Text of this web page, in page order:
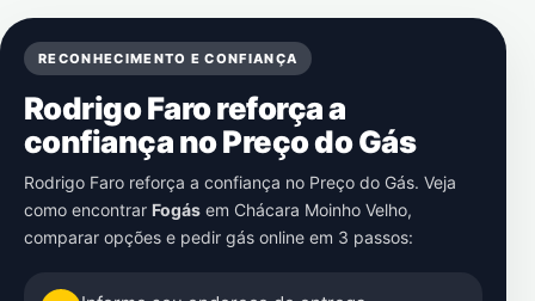
RECONHECIMENTO E CONFIANÇA
Rodrigo Faro reforça a
confiança no Preço do Gás
Rodrigo Faro reforça a confiança no Preço do Gás. Veja
como encontrar Fogás em Chácara Moinho Velho,
comparar opções e pedir gás online em 3 passos: